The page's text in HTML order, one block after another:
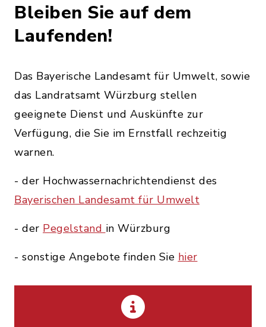
Bleiben Sie auf dem
Laufenden!
Das Bayerische Landesamt für Umwelt, sowie
das Landratsamt Würzburg stellen
geeignete Dienst und Auskünfte zur
Verfügung, die Sie im Ernstfall rechzeitig
warnen.
- der Hochwassernachrichtendienst des
Bayerischen Landesamt für Umwelt
- der Pegelstand in Würzburg
- sonstige Angebote finden Sie hier